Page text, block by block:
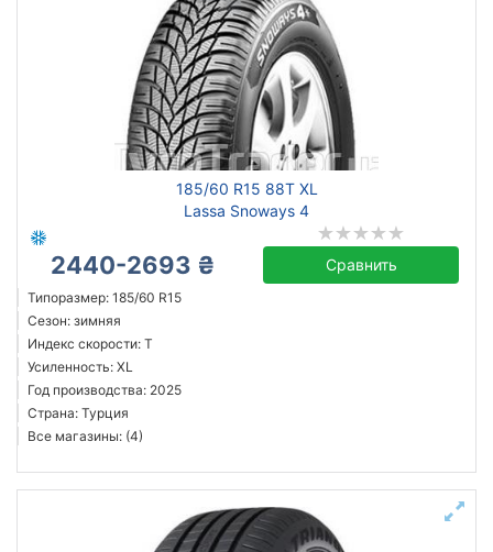
185/60 R15 88T XL
Lassa Snoways 4
2440-2693 ₴ Сравнить
Типоразмер: 185/60 R15
Сезон: зимняя
Индекс скорости: T
Усиленность: XL
Год производства: 2025
Страна: Турция
Все магазины: (4)